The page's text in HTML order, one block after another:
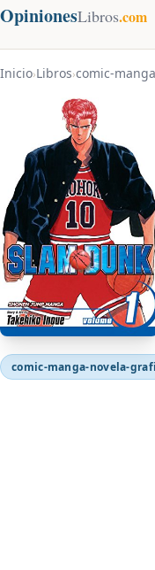
OpinionesLibros.com
Inicio›Libros›comic-
comic-manga-novela-